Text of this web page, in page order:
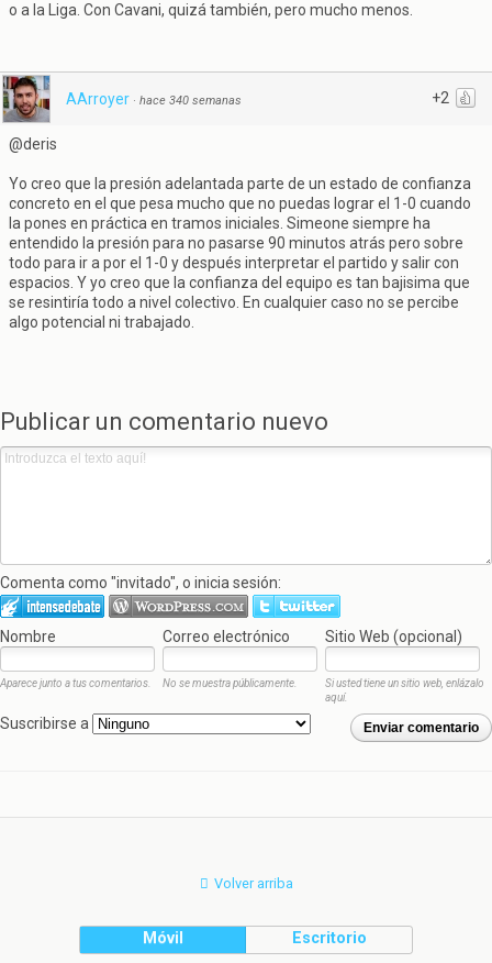
o a la Liga. Con Cavani, quizá también, pero mucho menos.
+2
AArroyer · hace 340 semanas
@deris
Yo creo que la presión adelantada parte de un estado de confianza
concreto en el que pesa mucho que no puedas lograr el 1-0 cuando
la pones en práctica en tramos iniciales. Simeone siempre ha
entendido la presión para no pasarse 90 minutos atrás pero sobre
todo para ir a por el 1-0 y después interpretar el partido y salir con
espacios. Y yo creo que la confianza del equipo es tan bajisima que
se resintiría todo a nivel colectivo. En cualquier caso no se percibe
algo potencial ni trabajado.
Publicar un comentario nuevo
Comenta como "invitado", o inicia sesión:
Nombre Correo electrónico Sitio Web (opcional)
Aparece junto a tus comentarios. No se muestra públicamente.
Si usted tiene un sitio web, enlázalo
aquí.
Enviar comentario
Suscribirse a
Volver arriba
Móvil Escritorio